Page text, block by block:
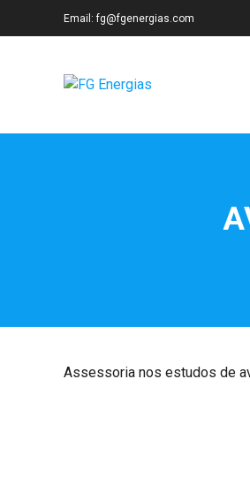
Email: fg@fgenergias.com
Assessoria nos estudos de